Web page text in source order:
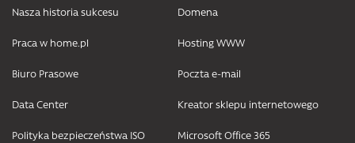
Nasza historia sukcesu
Praca w home.pl
Biuro Prasowe
Data Center
Polityka bezpieczeństwa ISO
Domena
Hosting WWW
Poczta e-mail
Kreator sklepu internetowego
Microsoft Office 365